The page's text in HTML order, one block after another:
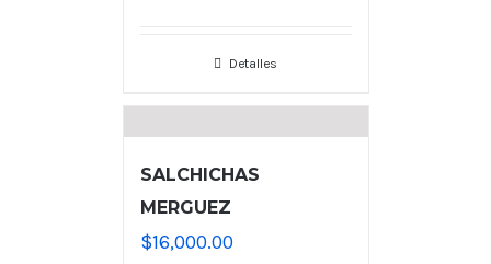
Detalles
SALCHICHAS
MERGUEZ
$16,000.00